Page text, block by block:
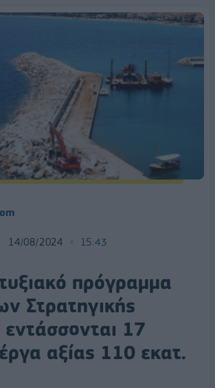
14/08/2024 15:43
πρόγραμμα
Στρατηγικής
εντάσσονται 17
αξίας 110 εκατ.